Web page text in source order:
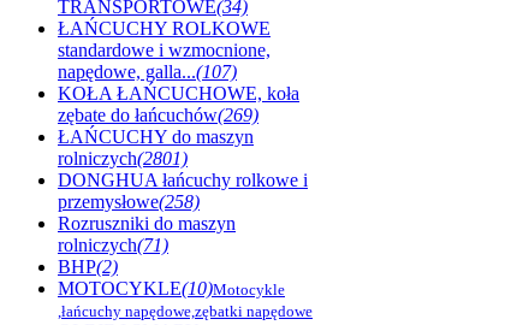
TRANSPORTOWE(34)
ŁAŃCUCHY ROLKOWE
standardowe i wzmocnione,
napędowe, galla...(107)
KOŁA ŁAŃCUCHOWE, koła
zębate do łańcuchów(269)
ŁAŃCUCHY do maszyn
rolniczych(2801)
DONGHUA łańcuchy rolkowe i
przemysłowe(258)
Rozruszniki do maszyn
rolniczych(71)
BHP(2)
MOTOCYKLE(10)Motocykle
,łańcuchy napędowe,zębatki napędowe